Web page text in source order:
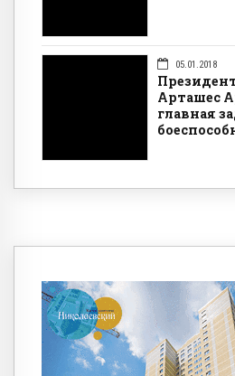
05.01.2018
Арташес
главная